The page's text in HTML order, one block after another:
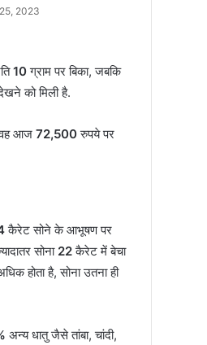
2023
10ग्राम पर बिका, जबकि
को मिली है.
वह आज 72,500रुपये पर
कैरेट सोने के आभूषण पर
सोना22कैरेट में बेचा
होता है, सोना उतना ही
अन्य धातु जैसे तांबा, चांदी,